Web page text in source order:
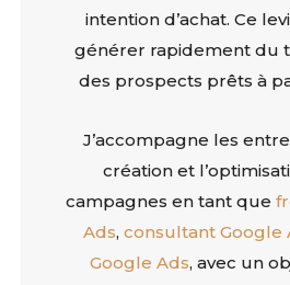
intention d’achat. Ce
générer rapidement du
des prospects prêts à
J’accompagne les
création et
campagnes en tant que
Ads, consultant Google
Google Ads, avec un